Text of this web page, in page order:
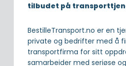
tilbudet på
BestilleTransport.no er en
private og bedrifter med å
transportfirma for sitt
samarbeider med seriøse